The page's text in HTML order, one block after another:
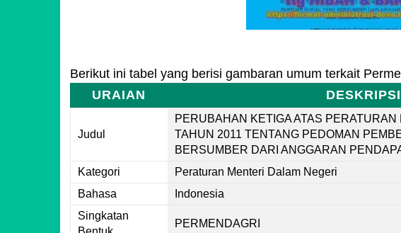
Berikut ini tabel yang berisi gambaran umum terkait
URAIAN
Judul
PERUBAHAN KETIGA ATAS
TAHUN 2011 TENTANG PEDOMAN
BERSUMBER DARI ANGGARAN
Kategori
Peraturan Menteri Dalam Negeri
Bahasa
Indonesia
Singkatan
PERMENDAGRI